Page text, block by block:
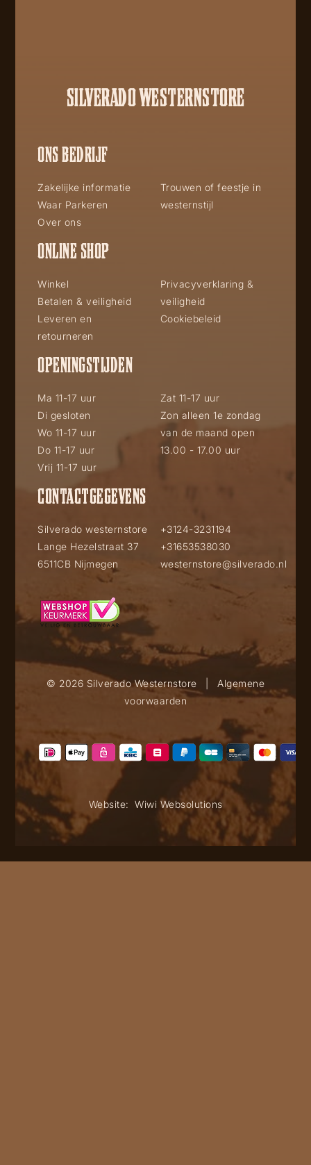
SILVERADO WESTERNSTORE
ONS BEDRIJF
Zakelijke informatie
Waar Parkeren
Over ons
Trouwen of feestje in
westernstijl
ONLINE SHOP
Winkel
Betalen & veiligheid
Leveren en
retourneren
Privacyverklaring &
veiligheid
Cookiebeleid
OPENINGSTIJDEN
Ma 11-17 uur
Di gesloten
Wo 11-17 uur
Do 11-17 uur
Vrij 11-17 uur
Zat 11-17 uur
Zon alleen 1e zondag
van de maand open
13.00 - 17.00 uur
CONTACTGEGEVENS
Silverado westernstore
Lange Hezelstraat 37
6511CB Nijmegen
+3124-3231194
+31653538030
westernstore@silverado.nl
© 2026 Silverado Westernstore
Algemene
voorwaarden
Website: Wiwi Websolutions